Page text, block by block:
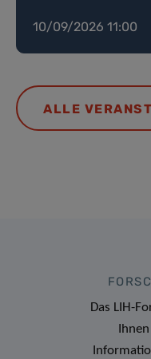
10/09/2026 11:00
ALLE
Das LIH-